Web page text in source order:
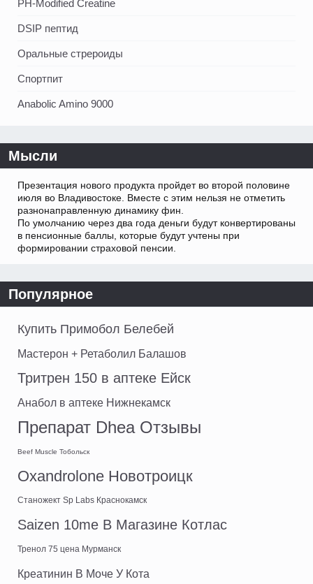
PH-Modified Creatine
DSIP пептид
Оральные стрероиды
Спортпит
Anabolic Amino 9000
Мысли
Презентация нового продукта пройдет во второй половине
июля во Владивостоке. Вместе с этим нельзя не отметить
разнонаправленную динамику фин.
По умолчанию через два года деньги будут конвертированы
в пенсионные баллы, которые будут учтены при
формировании страховой пенсии.
Популярное
Купить Примобол Белебей
Мастерон + Ретаболил Балашов
Тритрен 150 в аптеке Ейск
Анабол в аптеке Нижнекамск
Препарат Dhea Отзывы
Beef Muscle Тобольск
Oxandrolone Новотроицк
Станожект Sp Labs Краснокамск
Saizen 10me В Магазине Котлас
Тренол 75 цена Мурманск
Креатинин В Моче У Кота